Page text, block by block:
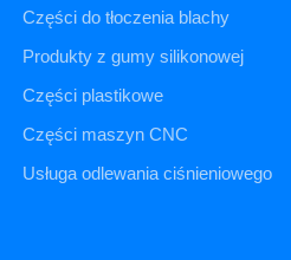
Części do tłoczenia blachy
Produkty z gumy silikonowej
Części plastikowe
Części maszyn CNC
Usługa odlewania ciśnieniowego